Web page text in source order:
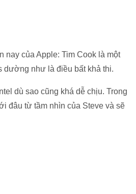
nay của Apple: Tim Cook là một
dường như là điều bất khả thi.
dù sao cũng khá dễ chịu. Trong
đâu từ tầm nhìn của Steve và sẽ